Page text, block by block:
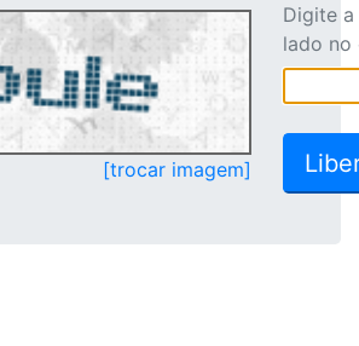
[trocar imagem]
Digite
lado no